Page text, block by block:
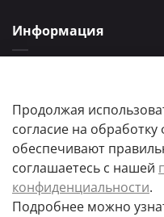
Информация
Пользовательское
Продолжая
согласие на
обеспечивают
соглашаетесь с нашей
конфиденциальности.
Подробнее можно